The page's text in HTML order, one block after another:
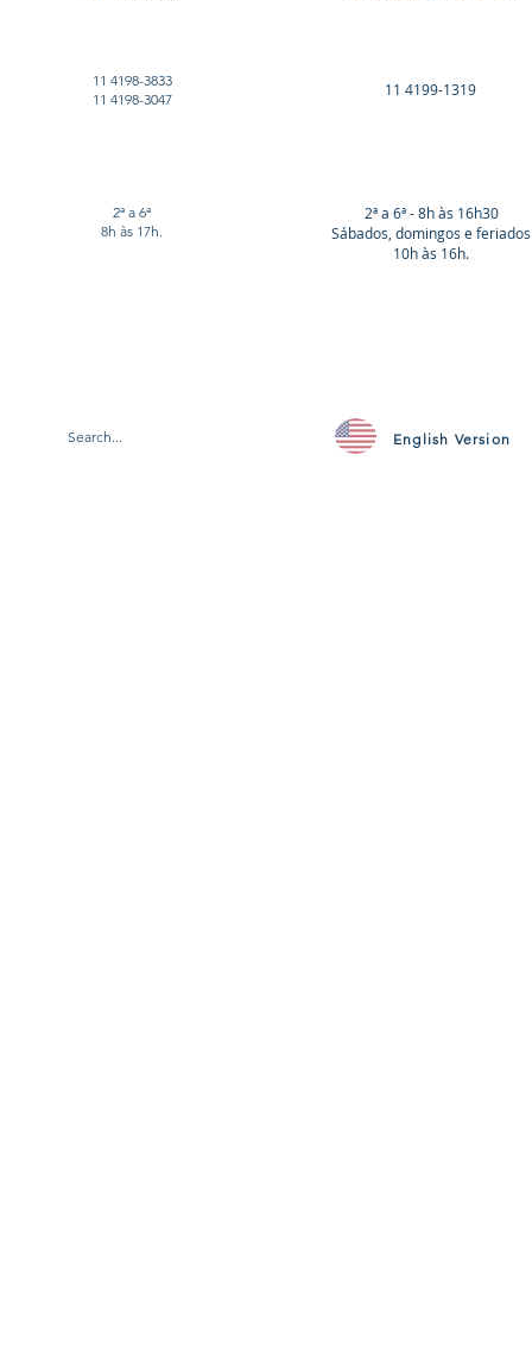
English Version
11 4198-3833
11 4198-3047
2ª a 6ª
8h às 17h.
11 4199-1319
2ª a 6ª - 8h às 16h30
Sábados, domingos e feriados
10h às 16h.